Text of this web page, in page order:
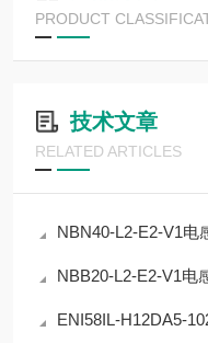
PRODUCT
技术文章
RELATED ARTICLES
NBN40-L2-E2-V1电
NBB20-L2-E2-V1电
ENI58IL-H12DA5-